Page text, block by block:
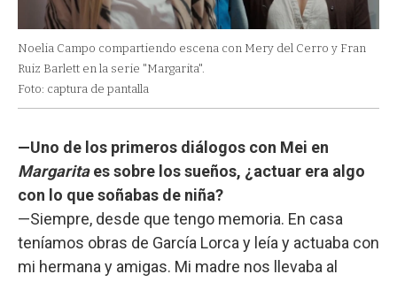
Noelia Campo compartiendo escena con Mery del Cerro y Fran
Ruiz Barlett en la serie "Margarita".
Foto: captura de pantalla
—Uno de los primeros diálogos con Mei en
Margaritaes sobre los sueños, ¿actuar era algo
con lo que soñabas de niña?
—Siempre, desde que tengo memoria. En casa
teníamos obras de García Lorca y leía y actuaba con
mi hermana y amigas. Mi madre nos llevaba al